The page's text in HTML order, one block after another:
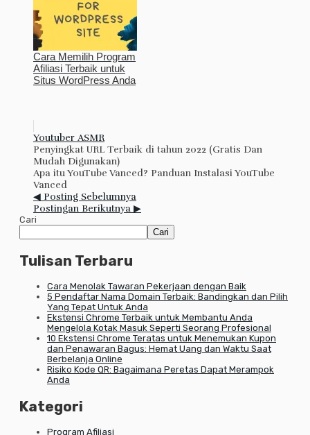
Cara Memilih Program
Afiliasi Terbaik untuk
Situs WordPress Anda
Youtuber ASMR
Penyingkat URL Terbaik di tahun 2022 (Gratis Dan
Mudah Digunakan)
Apa itu YouTube Vanced? Panduan Instalasi YouTube
Vanced
◀ Posting Sebelumnya
Postingan Berikutnya ▶
Cari
Cari
Tulisan Terbaru
Cara Menolak Tawaran Pekerjaan dengan Baik
5 Pendaftar Nama Domain Terbaik: Bandingkan dan Pilih
Yang Tepat Untuk Anda
Ekstensi Chrome Terbaik untuk Membantu Anda
Mengelola Kotak Masuk Seperti Seorang Profesional
10 Ekstensi Chrome Teratas untuk Menemukan Kupon
dan Penawaran Bagus: Hemat Uang dan Waktu Saat
Berbelanja Online
Risiko Kode QR: Bagaimana Peretas Dapat Merampok
Anda
Kategori
Program Afiliasi